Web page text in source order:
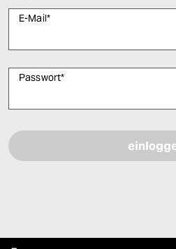
E-Mail*
Passwort*